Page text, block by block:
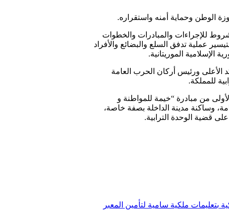
الوطن وحماية أمنه واستقراره.
للإجراءات والمبادرات والخطوات
عملية تدفق السلع والبضائع والأفراد
الموريتانية.
الأعلى ورئيس أركان الحرب العامة
للمملكة.
من مبادرة “خيمة للمواطنة و
عامة، وساكنة مدينة الداخلة بصفة خاصة،
قضية الوحدة الترابية.
بتعليمات ملكية سامية لتأمين المعبر